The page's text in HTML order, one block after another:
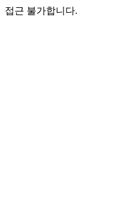
접근 불가합니다.